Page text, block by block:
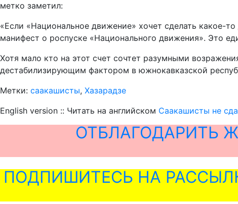
метко заметил:
«Если «Национальное движение» хочет сделать какое-
манифест о роспуске «Национального движения». Это
Хотя мало кто на этот счет сочтет разумными
дестабилизирующим фактором в южнокавказской
Метки: саакашисты, Хазарадзе
English version :: Читать на английском Саакашисты не
ОТБЛАГОДАРИТЬ
ПОДПИШИТЕСЬ НА